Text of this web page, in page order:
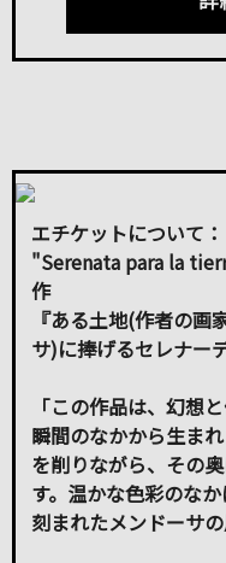
エチケットについて：
"Serenata para la
作
『ある土地(作者の
サ)に捧げるセレナー
「この作品は、幻想
瞬間のなかから生ま
を削りながら、その
す。温かな色彩のな
刻まれたメンドーサの